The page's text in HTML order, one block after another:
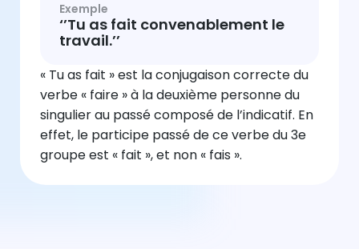
Exemple
‘’Tu as fait convenablement le
travail.’’
« Tu as fait » est la conjugaison correcte du
verbe « faire » à la deuxième personne du
singulier au passé composé de l’indicatif. En
effet, le participe passé de ce verbe du 3e
groupe est « fait », et non « fais ».